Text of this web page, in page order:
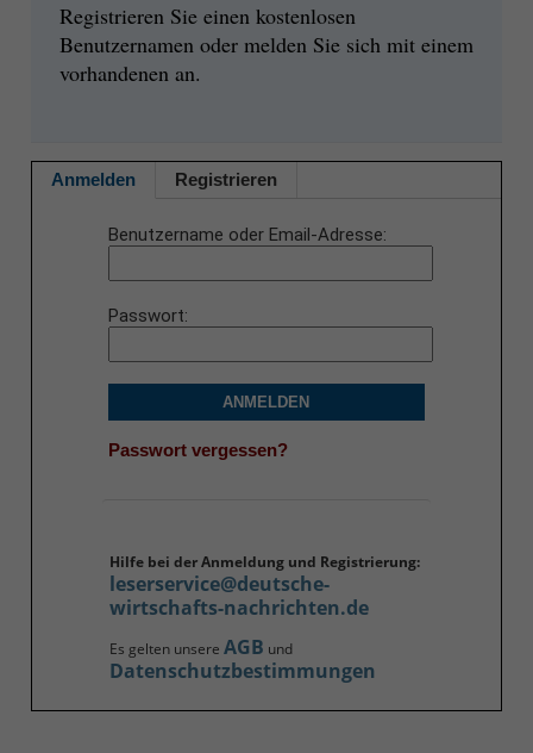
Registrieren Sie einen kostenlosen
Benutzernamen oder melden Sie sich mit einem
vorhandenen an.
Anmelden Registrieren
Benutzername oder Email-Adresse
Passwort
ANMELDEN
Passwort vergessen?
Hilfe bei der Anmeldung und Registrierung:
leserservice@deutsche-
wirtschafts-nachrichten.de
Es gelten unsere AGB und
Datenschutzbestimmungen